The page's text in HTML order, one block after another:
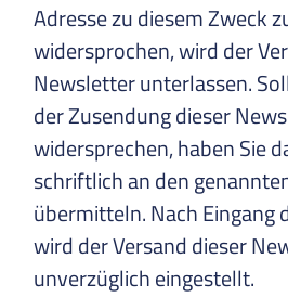
Adresse zu diesem Zweck
widersprochen, wird der
Newsletter unterlassen.
der Zusendung dieser
widersprechen, haben Sie
schriftlich an den
übermitteln. Nach Eingang
wird der Versand dieser
unverzüglich eingestellt.